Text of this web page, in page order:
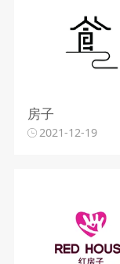
房子
2021-12-19